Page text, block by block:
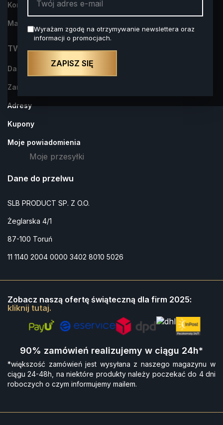
Wyrażam zgodę na otrzymywanie newslettera oraz
informacji o promocjach.
ZAPISZ SIĘ
Kontakt z nami
Mapa strony
TWOJE KONTO
Dane osobowe
Zamówienia
Adresy
Kupony
Moje powiadomienia
Moje przesyłki
Dane do przelwu
SLB PRODUCT SP. Z O.O.
Żeglarska 4/1
87-100 Toruń
11 1140 2004 0000 3402 8010 5026
Zobacz naszą ofertę świąteczną dla firm 2025:
kliknij tutaj.
90% zamówień realizujemy w ciągu 24h*
*większość zamówień jest wysyłana z naszego magazynu w
ciągu 24-48h, na niektóre produkty należy poczekać do 4 dni
roboczych o czym informujemy mailem.